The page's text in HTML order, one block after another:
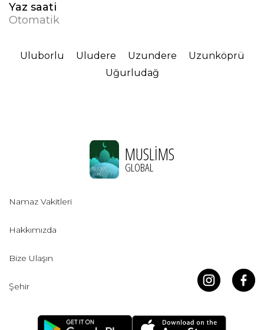
Yaz saati
Otomatik
Uluborlu Uludere Uzundere
Uzunköprü
Uğurludağ
MUSLIMS
GLOBAL
Namaz Vakitleri
Hakkımızda
Bize Ulaşın
Şehir